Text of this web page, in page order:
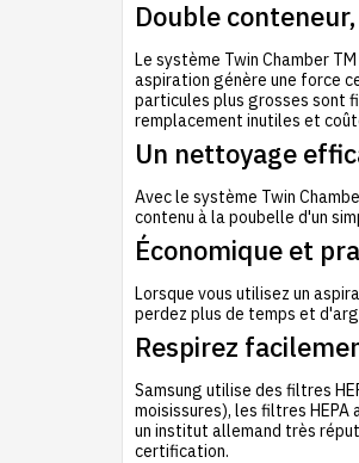
Double
Le système Twin Chamber
aspiration génère une force
particules plus grosses sont
remplacement inutiles et
Un nettoyage
Avec le système Twin
contenu à la poubelle d'un
Économique et
Lorsque vous utilisez un
perdez plus de temps et
Respirez
Samsung utilise des filtres
moisissures), les filtres
un institut allemand très
certification.